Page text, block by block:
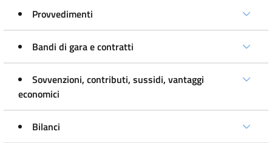
Provvedimenti
Bandi di gara e contratti
Sovvenzioni, contributi, sussidi, vantaggi
economici
Bilanci